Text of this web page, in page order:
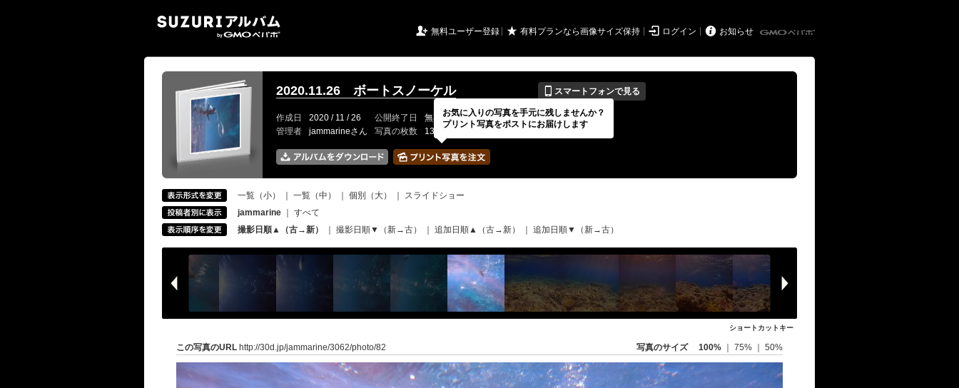
 無料ユーザー登録 ★ 有料プランなら画像サイズ保持  ログイン  お知らせ
2020.11.26 ボートスノーケル 📱 スマートフォンで見る
作成日 2020 / 11 / 26 公開終了日 無期限 イベントの期間
---
管理者
jammarineさん 写真の枚数 135 / 2000枚
一覧（小） 一覧（中） 個別（大）
スライドショー
jammarine
すべて
撮影日順▲（古→新）
撮影日順▼（新→古） 追加日順▲（古→新） 追加日順▼（新→古）
ショートカットキー
この写真のURL http://30d.jp/jammarine/3062/photo/82 写真のサイズ 100% 75% 50%
お気に入りの写真を手元に残しませんか？
プリント写真をポストにお届けします